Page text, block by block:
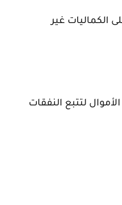
الكماليات غير
لتتبع النفقات